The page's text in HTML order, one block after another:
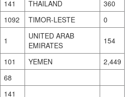
141 THAILAND
360
1092 TIMOR-LESTE 0
1
UNITED ARAB
EMIRATES
154
101 YEMEN
2,449
68
141